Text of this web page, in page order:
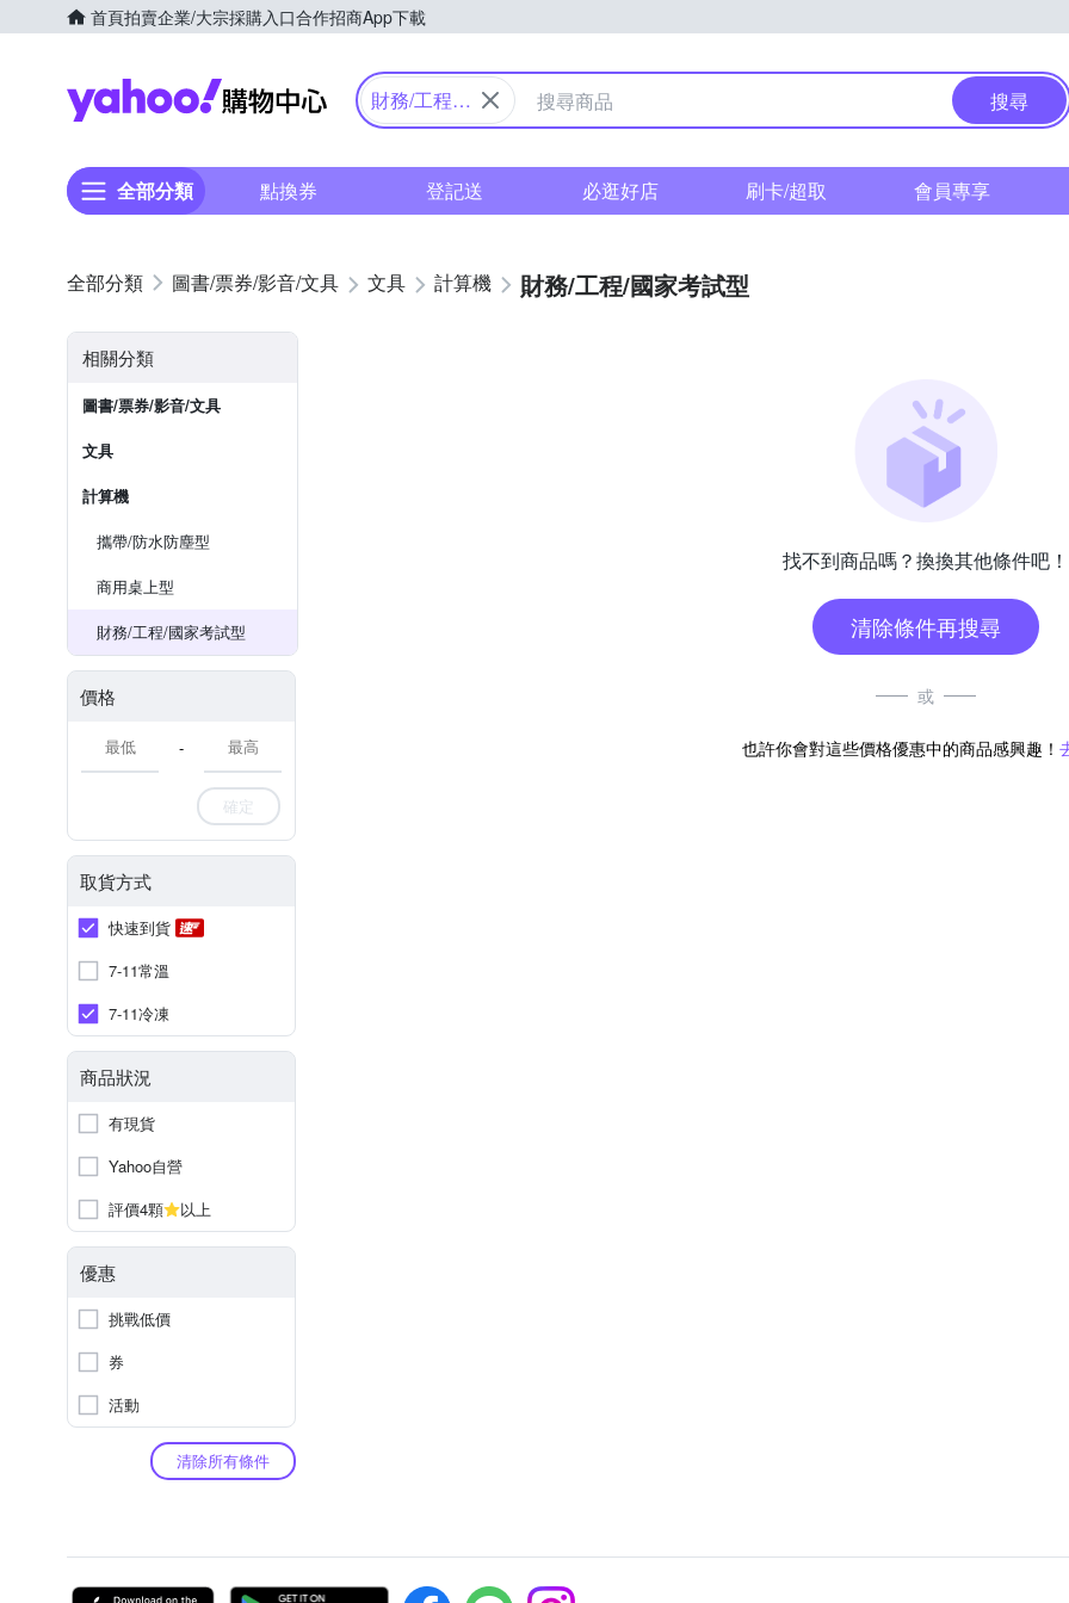
首頁拍賣企業/大宗採購入口合作招商App下載
Yahoo購物中心
財務/工程/
搜尋
全部分類 點換券 登記送 必逛好店 刷卡/超取 會員專享
圖書/票券/影音/文具 文具 計算機 財務/工程/國家考試型
相關分類
圖書/票券/影音/文具
文具
計算機
攜帶/防水防塵型
商用桌上型
財務/工程/國家考試型
價格
-
確定
取貨方式
快速到貨
7-11常溫
7-11冷凍
商品狀況
有現貨
Yahoo自營
評價4顆
以上
優惠
挑戰低價
券
活動
清除所有條件
找不到商品嗎？換換其他條件吧！
清除條件再搜尋
或
也許你會對這些價格優惠中的商品感興趣！